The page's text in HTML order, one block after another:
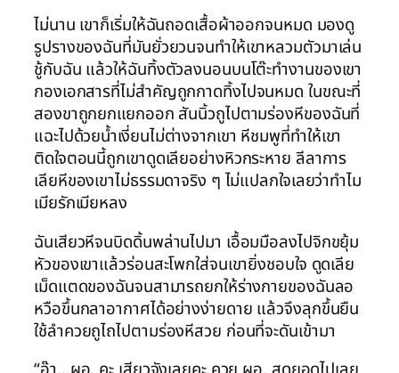
ไม่นาน เขาก็เริ่มให้ฉันถอดเสื้อผ้าออกจนหมด มองดู
รูปรางของฉันที่มันยั่วยวนจนทำให้เขาหลวมตัวมาเล่น
ชู้กับฉัน แล้วให้ฉันทิ้งตัวลงนอนบนโต๊ะทำงานของเขา
กองเอกสารที่ไม่สำคัญถูกกาดทิ้งไปจนหมด ในขณะที่
สองขาถูกยกแยกออก สันนิ้วถูไปตามร่องหีของฉันที่
แฉะไปด้วยน้ำเงี่ยนไม่ต่างจากเขา หีชมพูที่ทำให้เขา
ติดใจตอนนี้ถูกเขาดูดเลียอย่างหิวกระหาย ลีลาการ
เลียหีของเขาไม่ธรรมดาจริง ๆ ไม่แปลกใจเลยว่าทำไม
เมียรักเมียหลง
ฉันเสียวหีจนบิดดิ้นพล่านไปมา เอื้อมมือลงไปจิกขยุ้ม
หัวของเขาแล้วร่อนสะโพกใส่จนเขายิ่งชอบใจ ดูดเลีย
เม็ดแตดของฉันจนสามารถยกให้ร่างกายของฉันลอ
หวือขึ้นกลาอากาศได้อย่างง่ายดาย แล้วจึงลุกขึ้นยืน
ใช้ลำควยถูไถไปตามร่องหีสวย ก่อนที่จะดันเข้ามา